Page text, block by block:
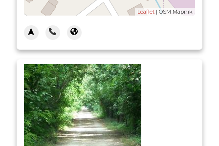
Leaflet | OSM Mapnik